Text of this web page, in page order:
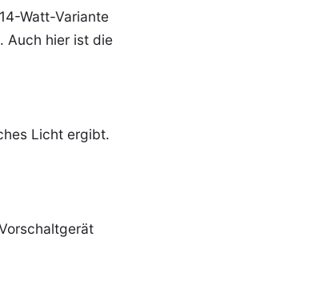
Watt-Variante
Auch hier ist die
Licht ergibt.